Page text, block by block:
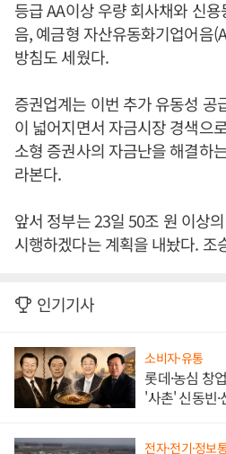
등급 AA이상 우량 회사채와 신
음, 예금형 자산유동화기업어음
방침도 세웠다.
증권업계는 이번 추가 유동성 공
이 넓어지면서 자금시장 경색으
소형 증권사의 자금난을 해결하
라본다.
앞서 정부는 23일 50조 원 이상
시행하겠다는 계획을 내놨다. 조
인기기사
소비자·유통
롯데·농심 창
'사촌' 신동빈
전자·전기·정보